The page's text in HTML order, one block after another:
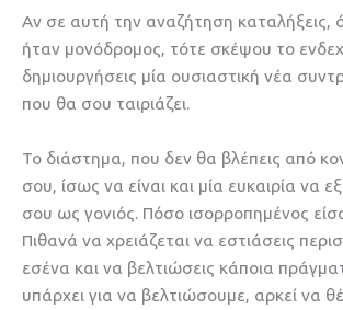
Αν σε αυτή την αναζήτηση καταλήξεις,
ήταν μονόδρομος, τότε σκέψου το
δημιουργήσεις μία ουσιαστική νέα
που θα σου ταιριάζει.
Το διάστημα, που δεν θα βλέπεις από
σου, ίσως να είναι και μία ευκαιρία να
σου ως γονιός. Πόσο ισορροπημένος
Πιθανά να χρειάζεται να εστιάσεις
εσένα και να βελτιώσεις κάποια
υπάρχει για να βελτιώσουμε, αρκεί να